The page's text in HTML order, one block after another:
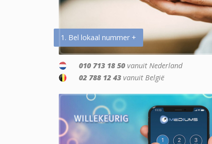
1. Bel lokaal nummer +
010 713 18 50 vanuit Nederland
02 788 12 43 vanuit België